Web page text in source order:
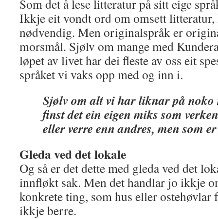
Som det å lese litteratur på sitt eige
Ikkje eit vondt ord om omsett litteratur,
nødvendig. Men originalspråk er
morsmål. Sjølv om mange med
løpet av livet har dei fleste av oss eit
språket vi vaks opp med og inn i.
Sjølv om alt vi har liknar på noko
finst det ein eigen miks som
eller verre enn andres, men som
Gleda ved det lokale
Og så er det dette med gleda ved det
innfløkt sak. Men det handlar jo ikkje
konkrete ting, som hus eller
ikkje berre.